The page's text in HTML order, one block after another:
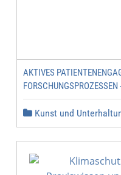
AKTIVES
Kunst und